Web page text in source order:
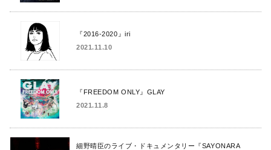
『2016-2020』iri
2021.11.10
『FREEDOM ONLY』GLAY
2021.11.8
細野晴臣のライブ・ドキュメンタリー『SAYONARA